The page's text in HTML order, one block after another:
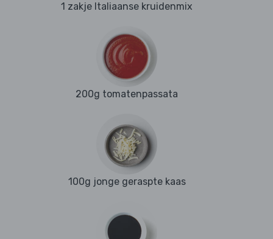
1 zakje Italiaanse kruidenmix
200g tomatenpassata
100g jonge geraspte kaas